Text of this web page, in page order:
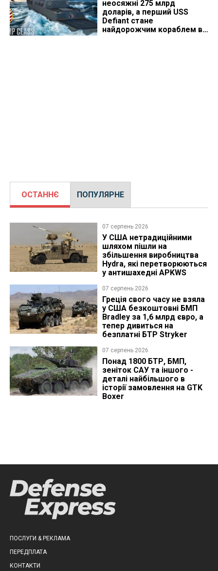
неосяжні 275 млрд
доларів, а перший USS
Defiant стане
найдорожчим кораблем в
ОСТАННЄ ПОПУЛЯРНЕ
07 серпень 2026
У США нетрадиційними
шляхом пішли на
збільшення виробництва
Hydra, які перетворюються
у антишахедні APKWS
07 серпень 2026
Греція свого часу не взяла
у США безкоштовні БМП
Bradley за 1,6 млрд євро, а
тепер дивиться на
безплатні БТР Stryker
07 серпень 2026
Понад 1800 БТР, БМП,
зеніток САУ та іншого -
деталі найбільшого в
історії замовлення на GTK
Boxer
ПОСЛУГИ & РЕКЛАМА
ПЕРЕДПЛАТА
КОНТАКТИ